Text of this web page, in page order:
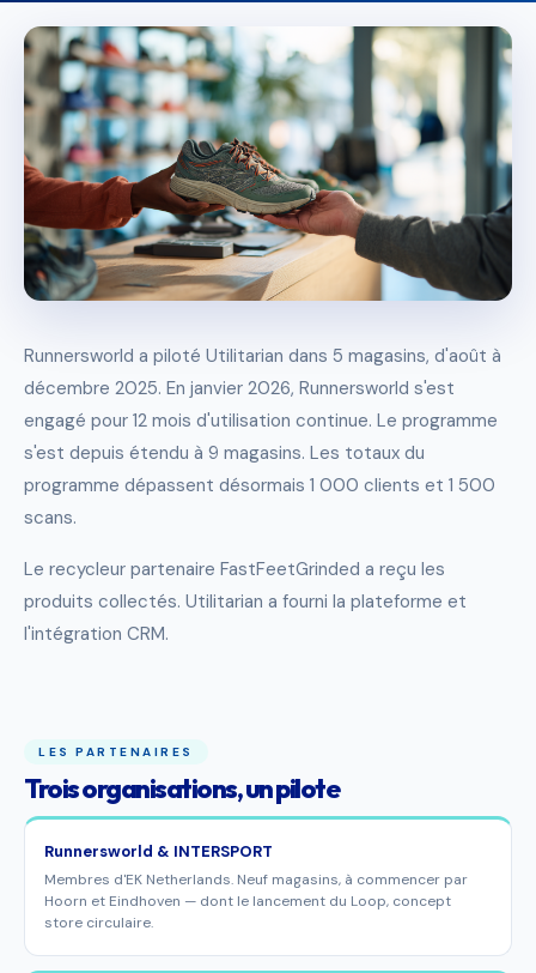
Runnersworld a piloté Utilitarian dans 5 magasins, d'août à
décembre 2025. En janvier 2026, Runnersworld s'est
engagé pour 12 mois d'utilisation continue. Le programme
s'est depuis étendu à 9 magasins. Les totaux du
programme dépassent désormais 1 000 clients et 1 500
scans.
Le recycleur partenaire FastFeetGrinded a reçu les
produits collectés. Utilitarian a fourni la plateforme et
l'intégration CRM.
LES PARTENAIRES
Trois organisations, un pilote
Runnersworld & INTERSPORT
Membres d'EK Netherlands. Neuf magasins, à commencer par
Hoorn et Eindhoven — dont le lancement du Loop, concept
store circulaire.